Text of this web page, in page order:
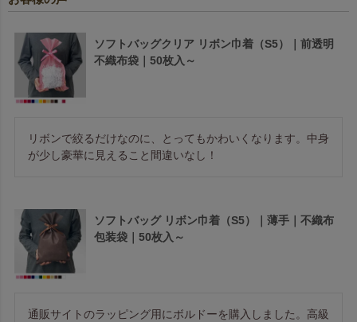
ソフトバッグクリア リボン巾着（S5）｜前透明
不織布袋｜50枚入～
リボンで絞るだけなのに、とってもかわいくなります。中身
が少し豪華に見えること間違いなし！
ソフトバッグ リボン巾着（S5）｜薄手｜不織布
包装袋｜50枚入～
通販サイトのラッピング用にボルドーを購入しました。高級